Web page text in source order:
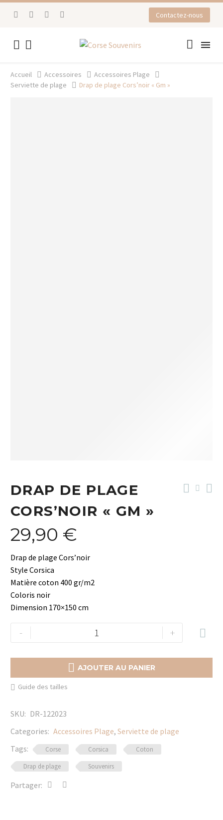
Contactez-nous


Accueil Accessoires
Accessoires Plage
Serviette de plage
Drap de plage Cors’noir « Gm »
DRAP DE PLAGE
CORS’NOIR « GM »
29,90 €
Drap de plage Cors’noir
Style Corsica
Matière coton 400 gr/m2
Coloris noir
Dimension 170×150 cm
-
quantité
de
plage
Cors'noir
+
 AJOUTER AU PANIER

Guide des tailles
SKU: DR-122023
Categories: Accessoires Plage, Serviette de plage
Tags:
Corse Corsica
Coton
Drap de plage
Souvenirs
Partager: